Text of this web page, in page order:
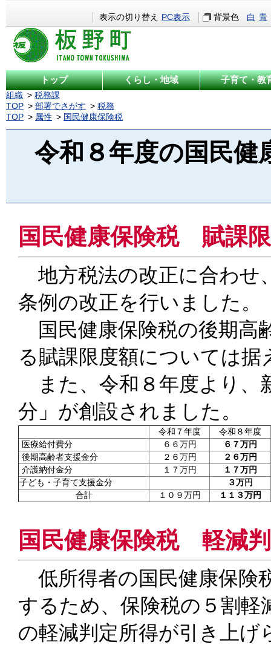
表示の切り替え PC表示 背景色 白 青
トップ くらし・地域 子育て・教
組織
税務課
TOP
部署でさがす
税務
TOP
属性 国民健康保険税
令和８年度の国民健
国民健康保険税 賦課
地方税法の改正に合わせ
条例の改正を行いました。
国民健康保険税の後期高
る賦課限度額については
また、令和８年度より、
分」が創設されました。
令和７年度
令和８年度
医療給付費分
６６万円
６７万円
後期高齢者支援金分
２６万円
２６万円
介護納付金分
１７万円
１７万円
子ども・子育て支援金分
３万円
合計
１０９万円 １１３万円
国民健康保険税 軽減
低所得者の国民健康保険
するため、保険税の５割軽
の軽減判定所得が引き上げ